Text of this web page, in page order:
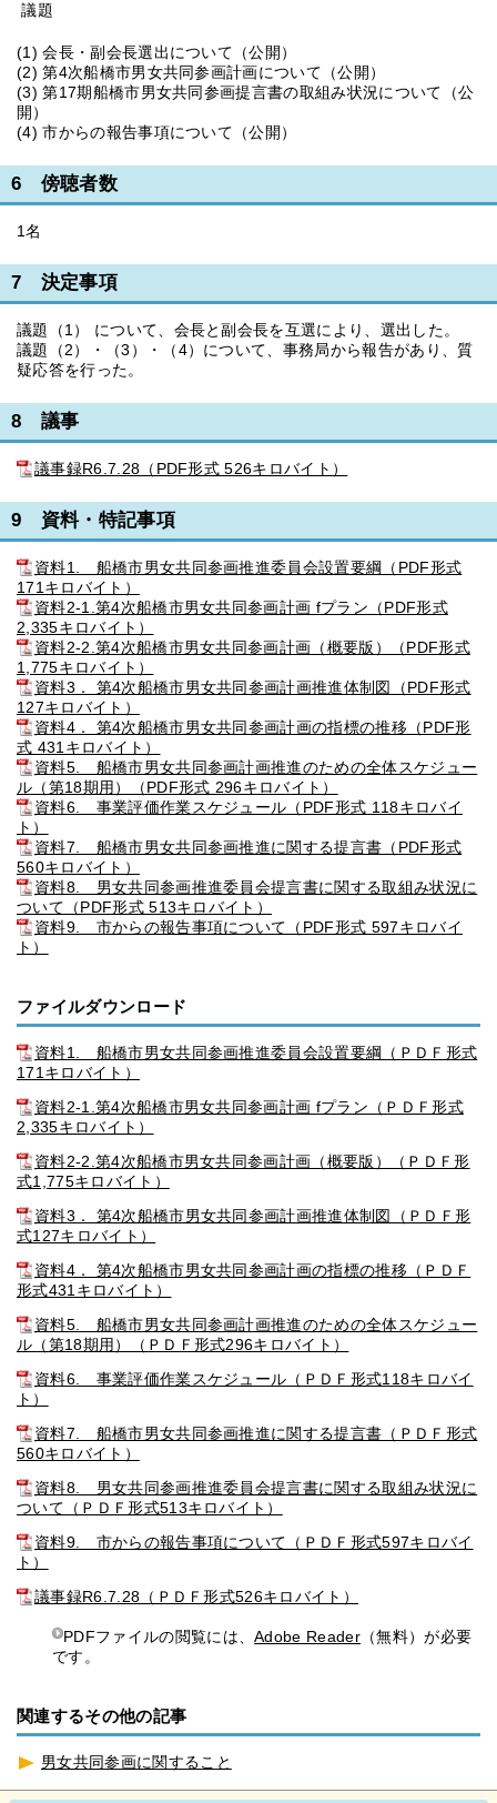
議題
(1) 会長・副会長選出について（公開）
(2) 第4次船橋市男女共同参画計画について（公開）
(3) 第17期船橋市男女共同参画提言書の取組み状況について（公
開）
(4) 市からの報告事項について（公開）
6 傍聴者数
1名
7 決定事項
議題（1） について、会長と副会長を互選により、選出した。
議題（2）・（3）・（4）について、事務局から報告があり、質
疑応答を行った。
8 議事
議事録R6.7.28（PDF形式 526キロバイト）
9 資料・特記事項
資料1. 船橋市男女共同参画推進委員会設置要綱（PDF形式
171キロバイト）
資料2-1.第4次船橋市男女共同参画計画 fプラン（PDF形式
2,335キロバイト）
資料2-2.第4次船橋市男女共同参画計画（概要版）（PDF形式
1,775キロバイト）
資料3． 第4次船橋市男女共同参画計画推進体制図（PDF形式
127キロバイト）
資料4． 第4次船橋市男女共同参画計画の指標の推移（PDF形
式 431キロバイト）
資料5. 船橋市男女共同参画計画推進のための全体スケジュー
ル（第18期用）（PDF形式 296キロバイト）
資料6. 事業評価作業スケジュール（PDF形式 118キロバイ
ト）
資料7. 船橋市男女共同参画推進に関する提言書（PDF形式
560キロバイト）
資料8. 男女共同参画推進委員会提言書に関する取組み状況に
ついて（PDF形式 513キロバイト）
資料9. 市からの報告事項について（PDF形式 597キロバイ
ト）
ファイルダウンロード
資料1. 船橋市男女共同参画推進委員会設置要綱（ＰＤＦ形式
171キロバイト）
資料2-1.第4次船橋市男女共同参画計画 fプラン（ＰＤＦ形式
2,335キロバイト）
資料2-2.第4次船橋市男女共同参画計画（概要版）（ＰＤＦ形
式1,775キロバイト）
資料3． 第4次船橋市男女共同参画計画推進体制図（ＰＤＦ形
式127キロバイト）
資料4． 第4次船橋市男女共同参画計画の指標の推移（ＰＤＦ
形式431キロバイト）
資料5. 船橋市男女共同参画計画推進のための全体スケジュー
ル（第18期用）（ＰＤＦ形式296キロバイト）
資料6. 事業評価作業スケジュール（ＰＤＦ形式118キロバイ
ト）
資料7. 船橋市男女共同参画推進に関する提言書（ＰＤＦ形式
560キロバイト）
資料8. 男女共同参画推進委員会提言書に関する取組み状況に
ついて（ＰＤＦ形式513キロバイト）
資料9. 市からの報告事項について（ＰＤＦ形式597キロバイ
ト）
議事録R6.7.28（ＰＤＦ形式526キロバイト）
PDFファイルの閲覧には、Adobe Reader （無料）が必要
です。
関連するその他の記事
男女共同参画に関すること